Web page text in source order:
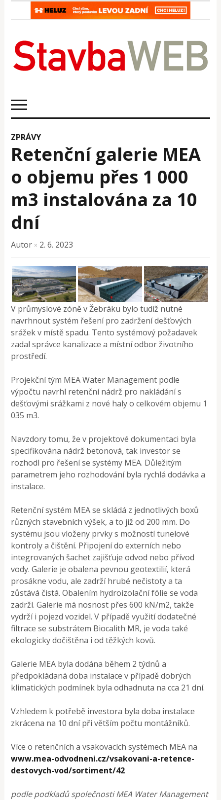
ZPRÁVY
Retenční galerie MEA
o objemu přes 1 000
m3 instalována za 10
dní
Autor × 2. 6. 2023
V průmyslové zóně v Žebráku bylo tudíž nutné
navrhnout systém řešení pro zadržení dešťových
srážek v místě spadu. Tento systémový požadavek
zadal správce kanalizace a místní odbor životního
prostředí.
Projekční tým MEA Water Management podle
výpočtu navrhl retenční nádrž pro nakládání s
dešťovými srážkami z nové haly o celkovém objemu 1
035 m3.
Navzdory tomu, že v projektové dokumentaci byla
specifikována nádrž betonová, tak investor se
rozhodl pro řešení se systémy MEA. Důležitým
parametrem jeho rozhodování byla rychlá dodávka a
instalace.
Retenční systém MEA se skládá z jednotlivých boxů
různých stavebních výšek, a to již od 200 mm. Do
systému jsou vloženy prvky s možností tunelové
kontroly a čištění. Připojení do externích nebo
integrovaných šachet zajišťuje odvod nebo přívod
vody. Galerie je obalena pevnou geotextilií, která
prosákne vodu, ale zadrží hrubé nečistoty a ta
zůstává čistá. Obalením hydroizolační fólie se voda
zadrží. Galerie má nosnost přes 600 kN/m2, takže
vydrží i pojezd vozidel. V případě využití dodatečné
filtrace se substrátem Biocalith MR, je voda také
ekologicky dočištěna i od těžkých kovů.
Galerie MEA byla dodána během 2 týdnů a
předpokládaná doba instalace v případě dobrých
klimatických podmínek byla odhadnuta na cca 21 dní.
Vzhledem k potřebě investora byla doba instalace
zkrácena na 10 dní při větším počtu montážníků.
Více o retenčních a vsakovacích systémech MEA na
www.mea-odvodneni.cz/vsakovani-a-retence-
destovych-vod/sortiment/42
podle podkladů společnosti MEA Water Management